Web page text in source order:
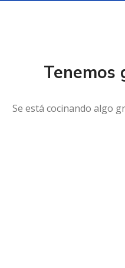
Tenemos
Se está cocinando algo